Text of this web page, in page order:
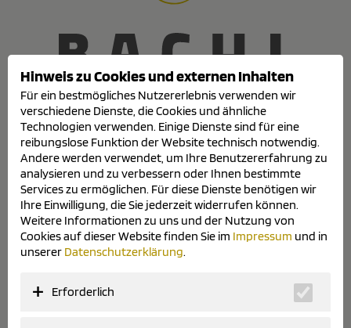
Schattendesign GmbH
Arndt-Sallinger-Str. 7
94315 Straubing
Gewerbepark Alburg
Telefon0 94 21/127 26
Telefax 0 94 21/234 02
info@schatten-design.de
Montag
08:00 - 12:00 Uhr
Mittwoch
Hinweis zu Cookies und externen Inhalten
Für ein bestmögliches Nutzererlebnis verwenden wir
verschiedene Dienste, die Cookies und ähnliche
Technologien verwenden. Einige Dienste sind für eine
reibungslose Funktion der Website technisch notwendig.
Andere werden verwendet, um Ihre Benutzererfahrung zu
analysieren und zu verbessern oder Ihnen bestimmte
Services zu ermöglichen. Für diese Dienste benötigen wir
Ihre Einwilligung, die Sie jederzeit widerrufen können.
Weitere Informationen zu uns und der Nutzung von
Cookies auf dieser Website finden Sie im Impressum und in
unserer Datenschutzerklärung.
Erforderlich